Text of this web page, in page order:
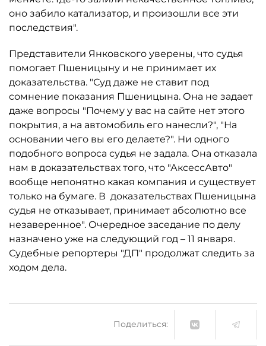
оно забило катализатор, и произошли все эти
последствия".
Представители Янковского уверены, что судья
помогает Пшеницыну и не принимает их
доказательства. "Суд даже не ставит под
сомнение показания Пшеницына. Она не задает
даже вопросы "Почему у вас на сайте нет этого
покрытия, а на автомобиль его нанесли?", "На
основании чего вы его делаете?". Ни одного
подобного вопроса судья не задала. Она отказала
нам в доказательствах того, что "АксессАвто"
вообще непонятно какая компания и существует
только на бумаге. В доказательствах Пшеницына
судья не отказывает, принимает абсолютно все
незаверенное". Очередное заседание по делу
назначено уже на следующий год – 11 января.
Судебные репортеры "ДП" продолжат следить за
ходом дела.
Поделиться: